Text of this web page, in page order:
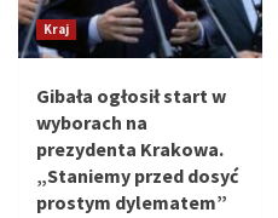
Kraj
Gibała ogłosił start w
wyborach na
prezydenta Krakowa.
„Staniemy przed dosyć
prostym dylematem”